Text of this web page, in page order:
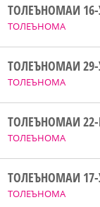
ТОЛЕЪНОМА
ТОЛЕЪНОМАИ
ТОЛЕЪНОМА
ТОЛЕЪНОМАИ
ТОЛЕЪНОМА
ТОЛЕЪНОМАИ
ТОЛЕЪНОМА
ТОЛЕЪНОМАИ